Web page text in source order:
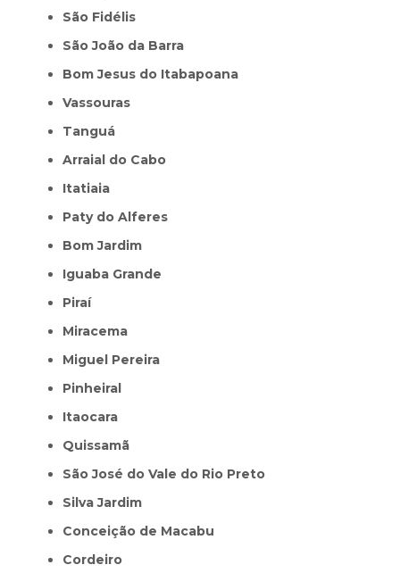
São Fidélis
São João da Barra
Bom Jesus do Itabapoana
Vassouras
Tanguá
Arraial do Cabo
Itatiaia
Paty do Alferes
Bom Jardim
Iguaba Grande
Piraí
Miracema
Miguel Pereira
Pinheiral
Itaocara
Quissamã
São José do Vale do Rio Preto
Silva Jardim
Conceição de Macabu
Cordeiro